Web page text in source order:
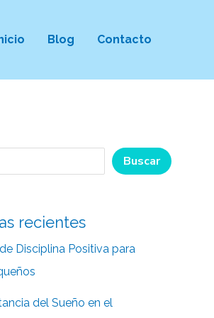
Blog Contacto
Buscar
recientes
Disciplina Positiva para
del Sueño en el